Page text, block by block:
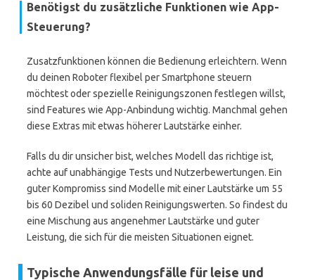
Benötigst du zusätzliche Funktionen wie App-
Steuerung?
Zusatzfunktionen können die Bedienung erleichtern. Wenn
du deinen Roboter flexibel per Smartphone steuern
möchtest oder spezielle Reinigungszonen festlegen willst,
sind Features wie App-Anbindung wichtig. Manchmal gehen
diese Extras mit etwas höherer Lautstärke einher.
Falls du dir unsicher bist, welches Modell das richtige ist,
achte auf unabhängige Tests und Nutzerbewertungen. Ein
guter Kompromiss sind Modelle mit einer Lautstärke um 55
bis 60 Dezibel und soliden Reinigungswerten. So findest du
eine Mischung aus angenehmer Lautstärke und guter
Leistung, die sich für die meisten Situationen eignet.
Typische Anwendungsfälle für leise und